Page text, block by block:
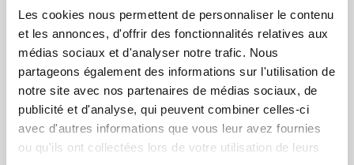
Les cookies nous permettent de personnaliser le contenu
et les annonces, d'offrir des fonctionnalités relatives aux
médias sociaux et d'analyser notre trafic. Nous
partageons également des informations sur l'utilisation de
notre site avec nos partenaires de médias sociaux, de
publicité et d'analyse, qui peuvent combiner celles-ci
avec d'autres informations que vous leur avez fournies
ou qu'ils ont collectées lors de votre utilisation de leurs
Pas de renversement de
tendance en vue